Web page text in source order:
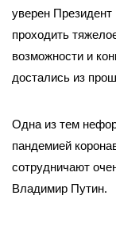
уверен
проходить
возможности и
достались из
Одна из тем
пандемией
сотрудничают
Владимир Путин.